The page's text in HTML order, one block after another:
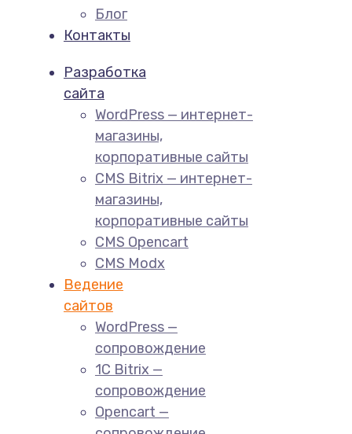
Блог
Контакты
Разработка
сайта
WordPress — интернет-
магазины,
корпоративные сайты
CMS Bitrix — интернет-
магазины,
корпоративные сайты
CMS Opencart
CMS Modx
Ведение
сайтов
WordPress —
сопровождение
1C Bitrix —
сопровождение
Opencart —